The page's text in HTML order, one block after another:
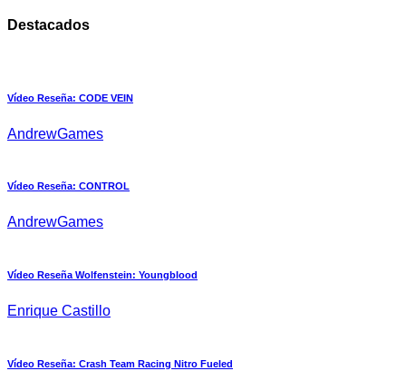
Destacados
Vídeo Reseña: CODE VEIN
AndrewGames
Vídeo Reseña: CONTROL
AndrewGames
Vídeo Reseña Wolfenstein: Youngblood
Enrique Castillo
Vídeo Reseña: Crash Team Racing Nitro Fueled